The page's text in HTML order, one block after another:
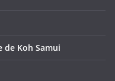
de Koh Samui